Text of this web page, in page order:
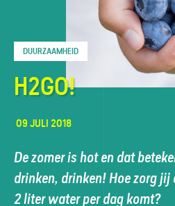
DUURZAAMHEID
H2GO!
09 JULI 2018
De zomer is hot en dat
drinken, drinken! Hoe zorg jij
2 liter water per dag komt?